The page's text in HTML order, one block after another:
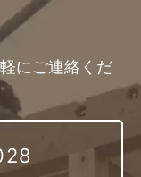
にご連絡くだ